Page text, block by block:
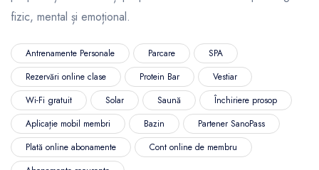
fizic, mental și emoțional.
Antrenamente Personale Parcare
SPA
Rezervări online clase
Protein Bar
Vestiar
Wi-Fi gratuit
Solar Saună
Închiriere prosop
Aplicație mobil membri
Bazin
Partener SanoPass
Plată online abonamente
Cont online de membru